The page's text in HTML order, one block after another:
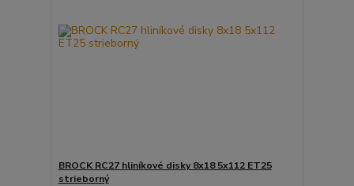
BROCK RC27 hliníkové disky 8x18 5x112 ET25
strieborný